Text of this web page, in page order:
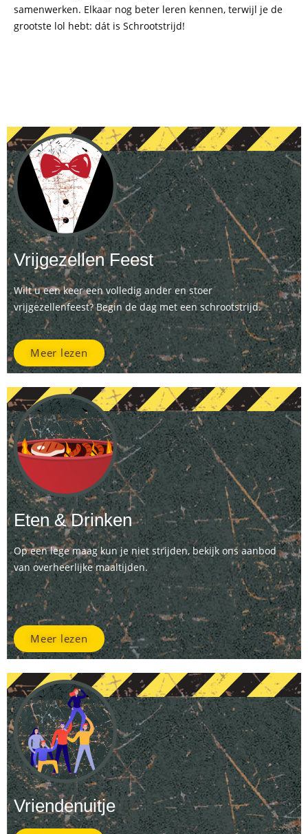
samenwerken. Elkaar nog beter leren kennen, terwijl je de
grootste lol hebt: dát is Schrootstrijd!
Vrijgezellen Feest
Wilt u een keer een volledig ander en stoer
vrijgezellenfeest? Begin de dag met een schrootstrijd.
Meer lezen
Eten & Drinken
Op een lege maag kun je niet strijden, bekijk ons aanbod
van overheerlijke maaltijden.
Meer lezen
Vriendenuitje